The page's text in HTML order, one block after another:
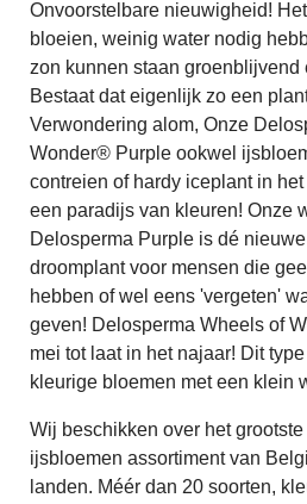
Onvoorstelbare nieuwigheid!
bloeien, weinig water nodig
zon kunnen staan groenblijvend
Bestaat dat eigenlijk zo een
Verwondering alom, Onze
Wonder® Purple ookwel
contreien of hardy iceplant in
een paradijs van kleuren! Onze
Delosperma Purple is dé
droomplant voor mensen die
hebben of wel eens 'vergeten'
geven! Delosperma Wheels of
mei tot laat in het najaar! Dit
kleurige bloemen met een klein
Wij beschikken over het
ijsbloemen assortiment van
landen. Méér dan 20 soorten,